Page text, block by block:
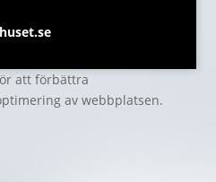
att förbättra
av webbplatsen.